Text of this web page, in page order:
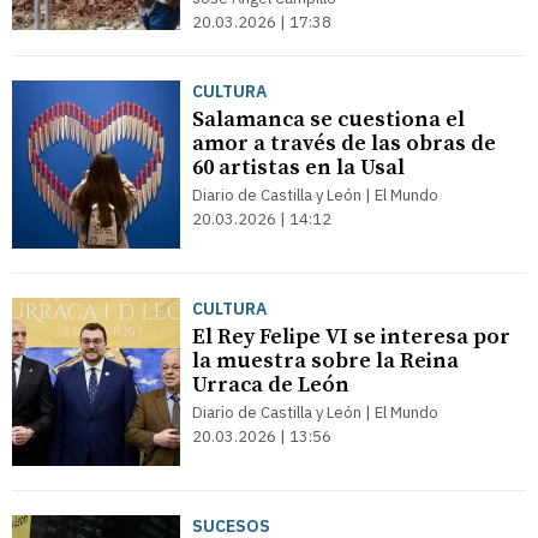
20.03.2026 | 17:38
CULTURA
Salamanca se cuestiona el
amor a través de las obras de
60 artistas en la Usal
Diario de Castilla y León | El Mundo
20.03.2026 | 14:12
CULTURA
El Rey Felipe VI se interesa por
la muestra sobre la Reina
Urraca de León
Diario de Castilla y León | El Mundo
20.03.2026 | 13:56
SUCESOS